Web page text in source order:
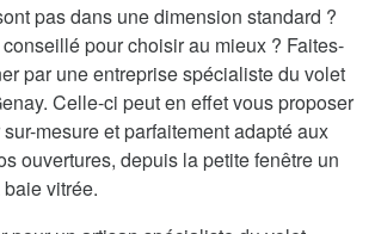
pas dans une dimension standard ?
pour choisir au mieux ? Faites-
par une entreprise spécialiste du volet
Celle-ci peut en effet vous proposer
mesure et parfaitement adapté aux
ouvertures, depuis la petite fenêtre un
vitrée.